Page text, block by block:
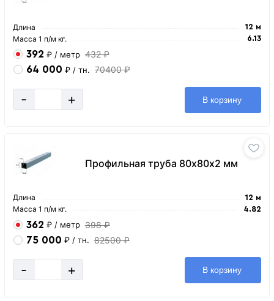
Длина 12 м
Масса 1 п/м кг. 6.13
392 ₽ / метр 432 ₽
64 000 ₽ / тн. 70400 ₽
- + В корзину
Профильная труба 80х80х2 мм
Длина 12 м
Масса 1 п/м кг. 4.82
362 ₽ / метр 398 ₽
75 000 ₽ / тн. 82500 ₽
- + В корзину